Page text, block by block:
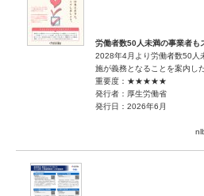
労働者数50人未満の事業者も
2028年4月より労働者数50人
施が義務となることを案内し
重要度：★★★★★
発行者：厚生労働省
発行日：2026年6月